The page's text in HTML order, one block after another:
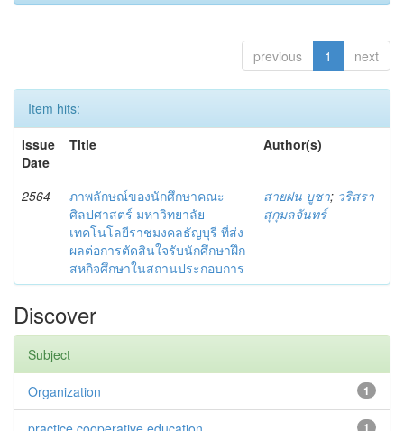
previous 1 next
Item hits:
Issue
Date
Title Author(s)
2564
ภาพลักษณ์ของนักศึกษาคณะ
ศิลปศาสตร์ มหาวิทยาลัย
เทคโนโลยีราชมงคลธัญบุรี ที่ส่ง
ผลต่อการตัดสินใจรับนักศึกษาฝึก
สหกิจศึกษาในสถานประกอบการ
สายฝน บูชา; วริสรา
สุกุมลจันทร์
Discover
Subject
1
Organization
1